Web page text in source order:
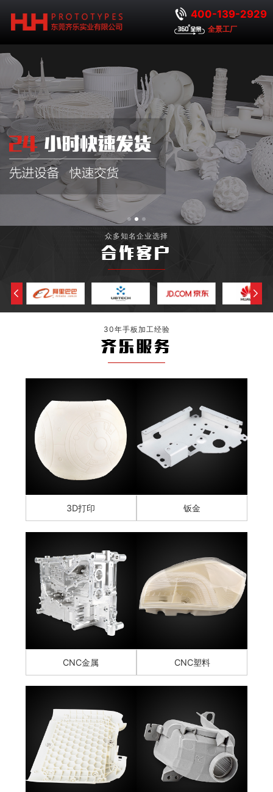
400-139-2929
全景工厂
众多知名企业选择
合作客户
30年手板加工经验
齐乐服务
3D打印 钣金
CNC金属 CNC塑料